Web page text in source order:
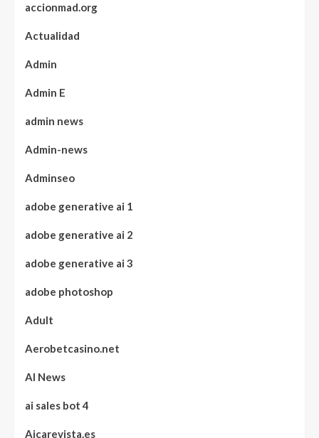
accionmad.org
Actualidad
Admin
Admin E
admin news
Admin-news
Adminseo
adobe generative ai 1
adobe generative ai 2
adobe generative ai 3
adobe photoshop
Adult
Aerobetcasino.net
AI News
ai sales bot 4
Aicarevista.es